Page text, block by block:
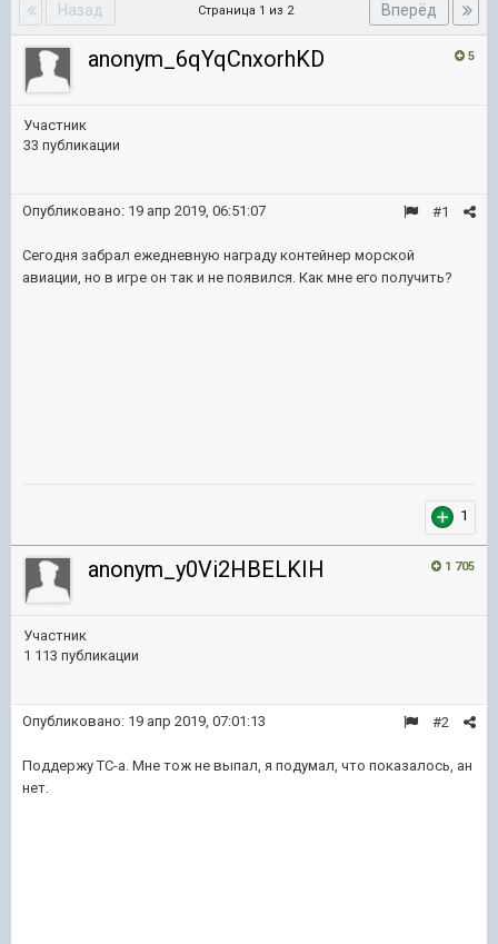
Назад Вперёд
Страница 1 из 2
5
anonym_6qYqCnxorhKD
Участник
33 публикации
#1
Опубликовано: 19 апр 2019, 06:51:07
Сегодня забрал ежедневную награду контейнер морской
авиации, но в игре он так и не появился. Как мне его получить?
1
1 705
anonym_y0Vi2HBELKIH
Участник
1 113 публикации
#2
Опубликовано: 19 апр 2019, 07:01:13
Поддержу ТС-а. Мне тож не выпал, я подумал, что показалось, ан
нет.